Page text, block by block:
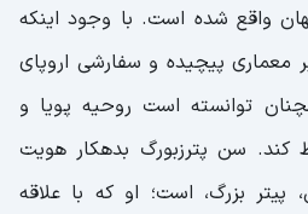
واقع شده است. با وجود اینکه
معماری پیچیده و سفارشی اروپای
توانسته است روحیه پویا و
سن پترزبورگ بدهکار هویت
پیتر بزرگ، است؛ او که با علاقه